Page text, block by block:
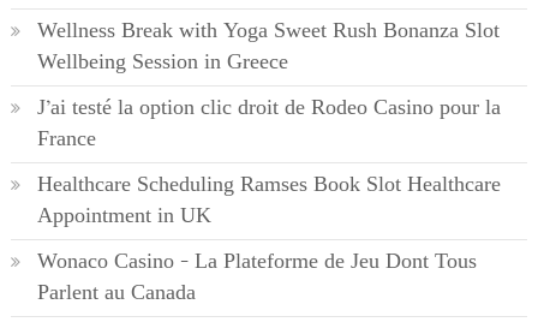
Wellness Break with Yoga Sweet Rush Bonanza Slot
Wellbeing Session in Greece
J’ai testé la option clic droit de Rodeo Casino pour la
France
Healthcare Scheduling Ramses Book Slot Healthcare
Appointment in UK
Wonaco Casino – La Plateforme de Jeu Dont Tous
Parlent au Canada